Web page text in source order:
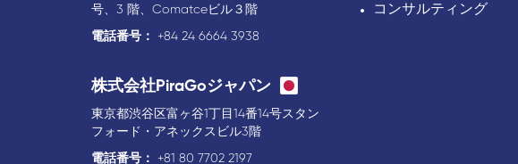
号、3 階、Comatceビル３階
電話番号：
+84 24 6664 3938
株式会社PiraGoジャパン
東京都渋谷区富ヶ谷1丁目14番14号スタン
フォード・アネックスビル3階
電話番号：
+81 80 7702 2197
コンサルティング